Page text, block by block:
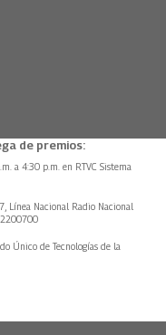
de premios:
a 4:30 p.m. en RTVC Sistema
Línea Nacional Radio Nacional
2200700
Único de Tecnologías de la